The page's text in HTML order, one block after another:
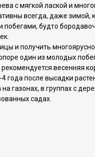
с мягкой лаской и
всегда, даже зимой,
побегами, будтo
и получить
один из молодых
весенняя
года после высадки
газонах, в группах с
садах.